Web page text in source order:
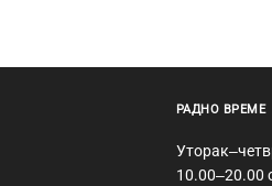
РАДНО ВРЕМЕ
10.00‒20.00